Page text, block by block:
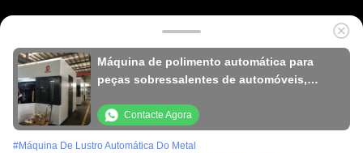
Máquina de polimento automática para
peças sobressalentes de automóveis,
Contacte Agora
#Máquina De Lustro Automática Do Metal